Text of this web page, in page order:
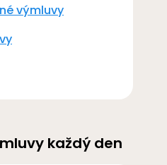
výmluvy
každý den